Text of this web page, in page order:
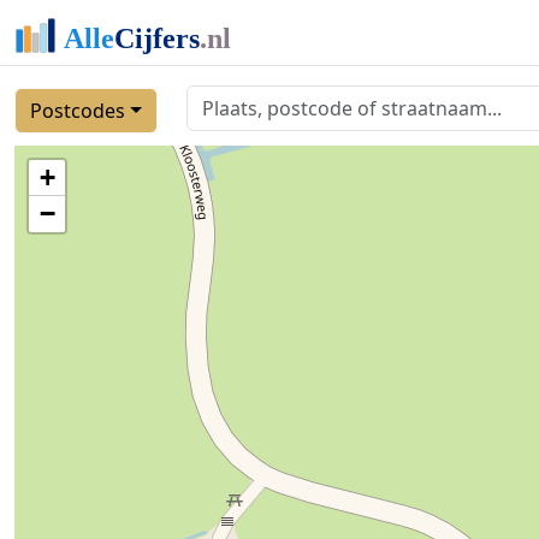
Postcodes
+
−